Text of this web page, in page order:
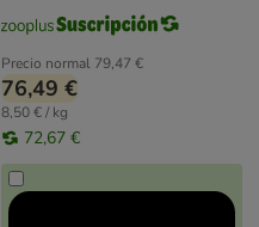
Precio normal 79,47 €
76,49 €
8,50 € / kg
72,67 €